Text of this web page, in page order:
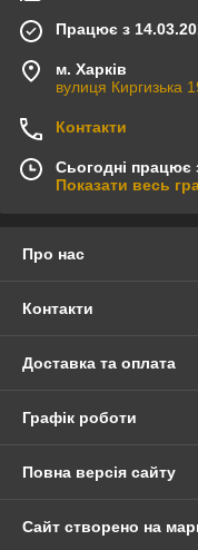
Працює з
м. Харків
вулиця Киргизька
Контакти
Сьогодні працює
Показати весь
Про нас
Контакти
Доставка та оплата
Графік роботи
Повна версія сайту
Сайт створено на